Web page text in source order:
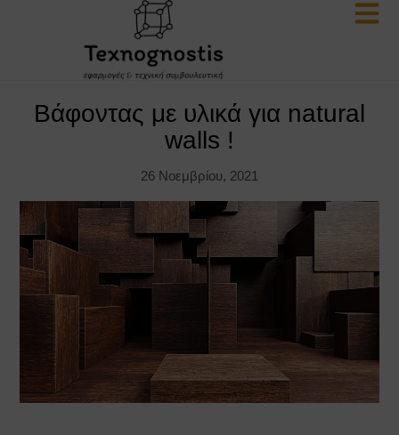
Βάφοντας με υλικά για natural
walls !
26 Νοεμβρίου, 2021